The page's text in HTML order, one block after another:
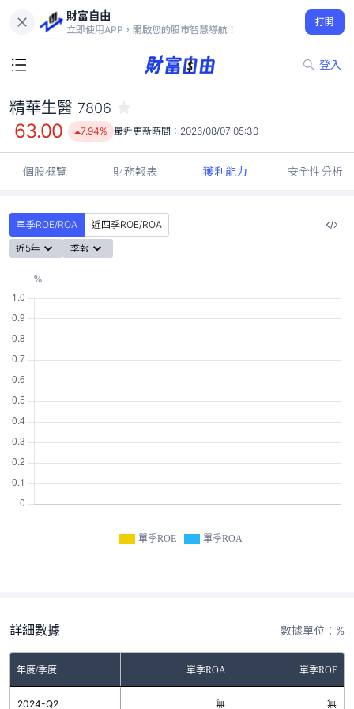
財富自由
立即使用APP，開啟您的股市智慧導航！
打開
登入
63.00
7.94%
精華生醫 7806
63.00 7.94% 最近更新時間： 2026/08/07 05:30
個股概覽 財務報表 獲利能力 安全性分析
單季ROE/ROA
近四季ROE/ROA
近5年
季報
單季ROE 單季ROA
詳細數據 數據單位：%
年度/季度 單季ROA 單季ROE
2024-Q2 無 無